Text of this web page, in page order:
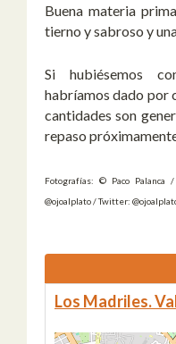
Buena materia
tierno y sabroso y
Si hubiésemos
habríamos dado por
cantidades son
repaso
Fotografías: © Paco Palanca
@ojoalplato / Twitter:
Los Madriles.